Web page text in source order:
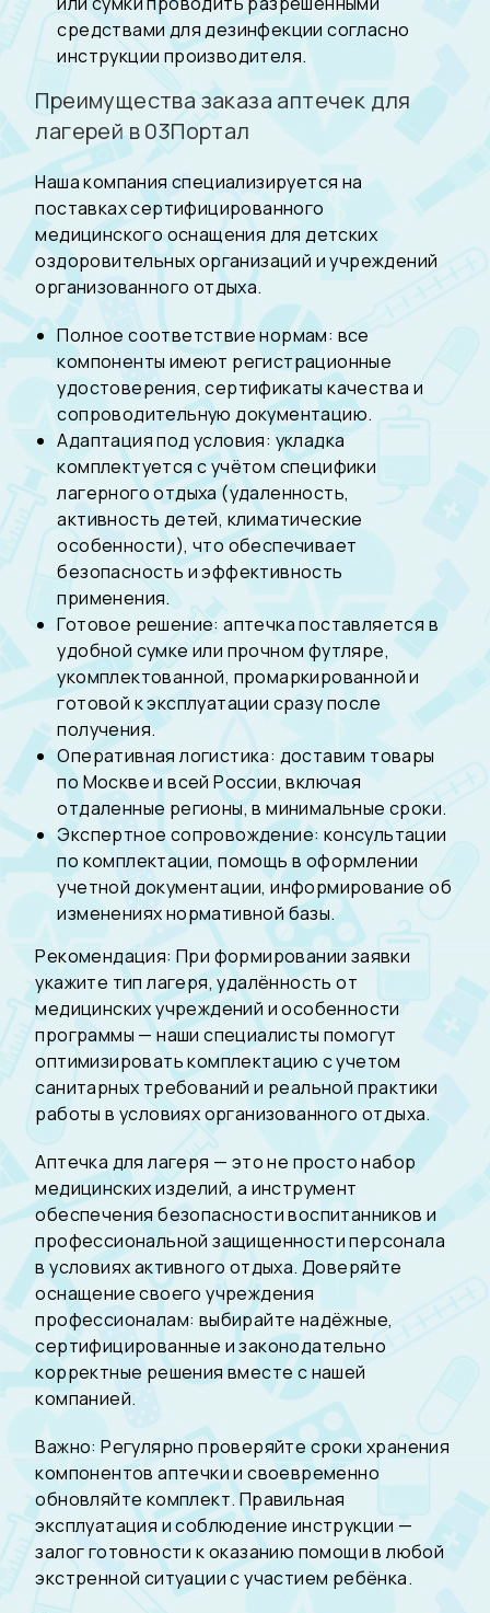
средствами для дезинфекции согласно
инструкции производителя.
Преимущества заказа аптечек для
лагерей в 03Портал
Наша компания специализируется на
поставках сертифицированного
медицинского оснащения для детских
оздоровительных организаций и учреждений
организованного отдыха.
Полное соответствие нормам: все
компоненты имеют регистрационные
удостоверения, сертификаты качества и
сопроводительную документацию.
Адаптация под условия: укладка
комплектуется с учётом специфики
лагерного отдыха (удаленность,
активность детей, климатические
особенности), что обеспечивает
безопасность и эффективность
применения.
Готовое решение: аптечка поставляется в
удобной сумке или прочном футляре,
укомплектованной, промаркированной и
готовой к эксплуатации сразу после
получения.
Оперативная логистика: доставим товары
по Москве и всей России, включая
отдаленные регионы, в минимальные сроки.
Экспертное сопровождение: консультации
по комплектации, помощь в оформлении
учетной документации, информирование об
изменениях нормативной базы.
Рекомендация: При формировании заявки
укажите тип лагеря, удалённость от
медицинских учреждений и особенности
программы — наши специалисты помогут
оптимизировать комплектацию с учетом
санитарных требований и реальной практики
работы в условиях организованного отдыха.
Аптечка для лагеря — это не просто набор
медицинских изделий, а инструмент
обеспечения безопасности воспитанников и
профессиональной защищенности персонала
в условиях активного отдыха. Доверяйте
оснащение своего учреждения
профессионалам: выбирайте надёжные,
сертифицированные и законодательно
корректные решения вместе с нашей
компанией.
Важно: Регулярно проверяйте сроки хранения
компонентов аптечки и своевременно
обновляйте комплект. Правильная
эксплуатация и соблюдение инструкции —
залог готовности к оказанию помощи в любой
экстренной ситуации с участием ребёнка.